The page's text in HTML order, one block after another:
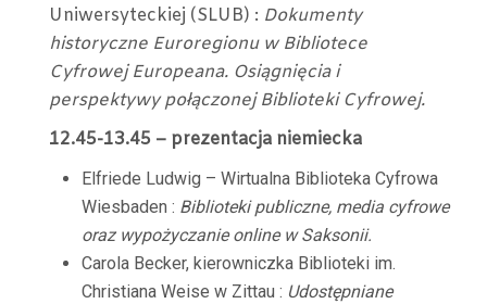
Uniwersyteckiej (SLUB) : Dokumenty
historyczne Euroregionu w Bibliotece
Cyfrowej Europeana. Osiągnięcia i
perspektywy połączonej Biblioteki Cyfrowej.
12.45-13.45 – prezentacja niemiecka
Elfriede Ludwig – Wirtualna Biblioteka Cyfrowa
Wiesbaden : Biblioteki publiczne, media cyfrowe
oraz wypożyczanie online w Saksonii.
Carola Becker, kierowniczka Biblioteki im.
Christiana Weise w Zittau : Udostępniane